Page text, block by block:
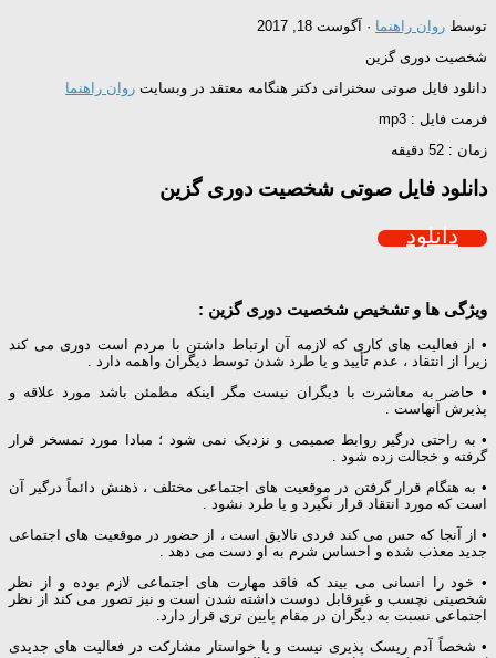
توسط روان راهنما · آگوست 18, 2017
شخصیت دوری گزین
دانلود فایل صوتی سخنرانی دکتر هنگامه معتقد در وبسایت روان راهنما
فرمت فایل : mp3
زمان : 52 دقیقه
دانلود فایل صوتی شخصیت دوری گزین
دانلود
ویژگی ها و تشخیص شخصیت دوری گزین :
• از فعالیت های کاری که لازمه آن ارتباط داشتن با مردم است دوری می کند
زیرا از انتقاد ، عدم تأیید و یا طرد شدن توسط دیگران واهمه دارد .
• حاضر به معاشرت با دیگران نیست مگر اینکه مطمئن باشد مورد علاقه و
پذیرش آنهاست .
• به راحتی درگیر روابط صمیمی و نزدیک نمی شود ؛ مبادا مورد تمسخر قرار
گرفته و خجالت زده شود .
• به هنگام قرار گرفتن در موقعیت های اجتماعی مختلف ، ذهنش دائماً درگیر آن
است که مورد انتقاد قرار نگیرد و یا طرد نشود .
• از آنجا که حس می کند فردی نالایق است ، از حضور در موقعیت های اجتماعی
جدید معذب شده و احساس شرم به او دست می دهد .
• خود را انسانی می بیند که فاقد مهارت های اجتماعی لازم بوده و از نظر
شخصیتی نچسب و غیرقابل دوست داشته شدن است و نیز تصور می کند از نظر
اجتماعی نسبت به دیگران در مقام پایین تری قرار دارد.
• شخصاً آدم ریسک پذیری نیست و یا خواستار مشارکت در فعالیت های جدیدی